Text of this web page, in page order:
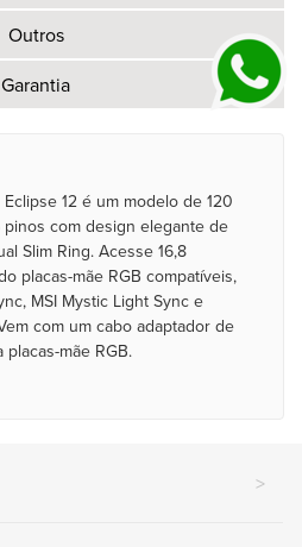
Outros
Garantia
12 é um modelo de 120
com design elegante de
Slim Ring. Acesse 16,8
placas-mãe RGB compatíveis,
MSI Mystic Light Sync e
com um cabo adaptador de
mãe RGB.
>